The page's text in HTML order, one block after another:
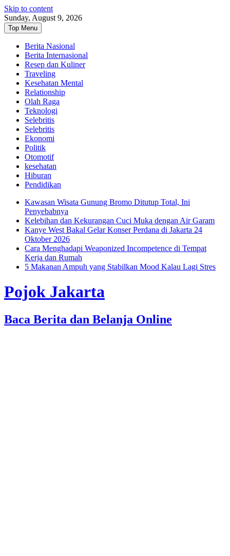
Skip to content
Sunday, August 9, 2026
Top Menu
Berita Nasional
Berita Internasional
Resep dan Kuliner
Traveling
Kesehatan Mental
Relationship
Olah Raga
Teknologi
Selebritis
Selebritis
Ekonomi
Politik
Otomotif
kesehatan
Hiburan
Pendidikan
Kawasan Wisata Gunung Bromo Ditutup Total, Ini
Penyebabnya
Kelebihan dan Kekurangan Cuci Muka dengan Air Garam
Kanye West Bakal Gelar Konser Perdana di Jakarta 24
Oktober 2026
Cara Menghadapi Weaponized Incompetence di Tempat
Kerja dan Rumah
5 Makanan Ampuh yang Stabilkan Mood Kalau Lagi Stres
Pojok Jakarta
Baca Berita dan Belanja Online